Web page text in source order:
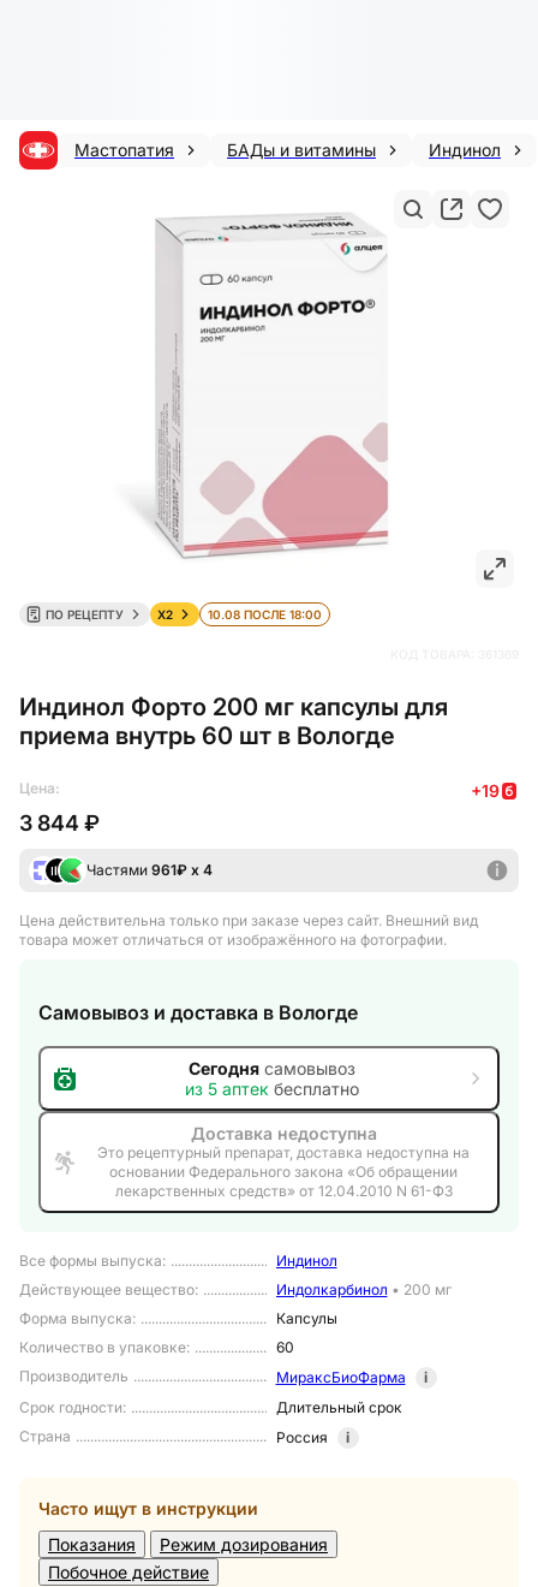
Мастопатия БАДы и витамины Индинол
Индинол Форто 200 мг капсулы для
приема внутрь 60 шт в Вологде
ПО РЕЦЕПТУ X2 10.08 ПОСЛЕ 18:00
Все формы выпуска:
Индинол
Действующее вещество: Индолкарбинол • 200 мг
Форма выпуска:
Капсулы
Количество в упаковке:
60
Производитель
МираксБиоФарма
i
Срок годности:
Длительный срок
Страна
Россия i
Часто ищут в инструкции
Показания
Режим дозирования
Побочное действие
Цена: +19
3 844 ₽
Частями 961₽ х 4
Цена действительна только при заказе через сайт. Внешний вид
товара может отличаться от изображённого на фотографии.
Самовывоз и доставка в Вологде
Сегоднясамовывоз
из 5 аптек бесплатно
Доставка недоступна
Это рецептурный препарат, доставка недоступна на
основании Федерального закона «Об обращении
лекарственных средств» от 12.04.2010 N 61-ФЗ